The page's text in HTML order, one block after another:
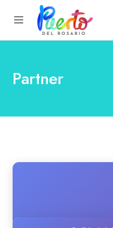
Partner